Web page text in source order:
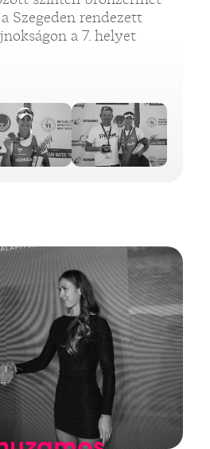
Szegeden rendezett
a 7. helyet